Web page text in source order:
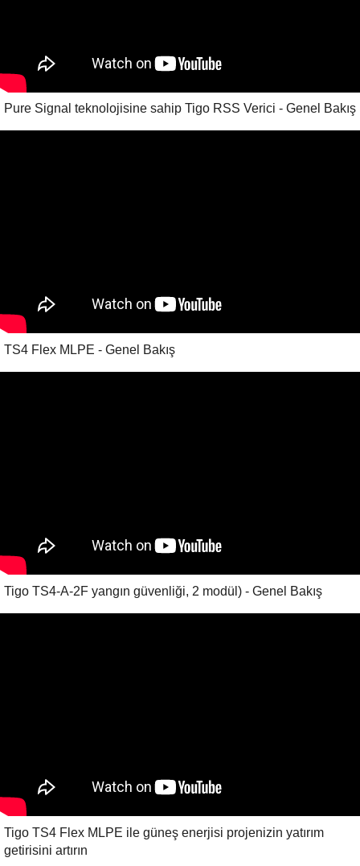
Pure Signal teknolojisine sahip Tigo RSS Verici - Genel Bakış
TS4 Flex MLPE - Genel Bakış
Tigo TS4-A-2F yangın güvenliği, 2 modül) - Genel Bakış
Tigo TS4 Flex MLPE ile güneş enerjisi projenizin yatırım
getirisini artırın